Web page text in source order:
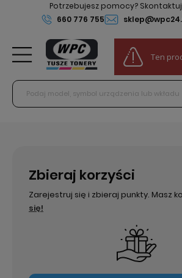
Potrzebujesz pomocy?
660 776 755
Do
Ten
Zbieraj korzyści
Zarejestruj się i zbieraj punkty. Masz
się!